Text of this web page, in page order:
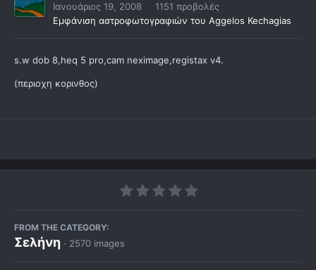
Ιανουάριος 19, 2008
1151 προβολές
Εμφάνιση αστροφωτογραφιών του Aggelos Kechagias
s.w dob 8,heq 5 pro,cam neximage,registax v4.
(περιοχη κορινθος)
FROM THE CATEGORY:
Σελήνη · 2570 images